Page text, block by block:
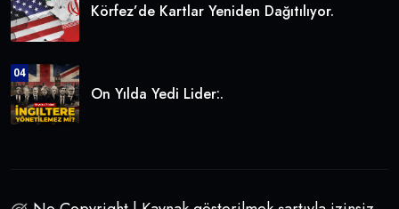
Körfez’de Kartlar Yeniden Dağıtılıyor.
04
On Yılda Yedi Lider:.